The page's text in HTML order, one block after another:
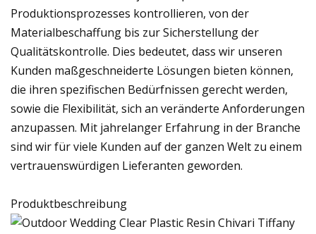
Produktionsprozesses kontrollieren, von der
Materialbeschaffung bis zur Sicherstellung der
Qualitätskontrolle. Dies bedeutet, dass wir unseren
Kunden maßgeschneiderte Lösungen bieten können,
die ihren spezifischen Bedürfnissen gerecht werden,
sowie die Flexibilität, sich an veränderte Anforderungen
anzupassen. Mit jahrelanger Erfahrung in der Branche
sind wir für viele Kunden auf der ganzen Welt zu einem
vertrauenswürdigen Lieferanten geworden.
Produktbeschreibung